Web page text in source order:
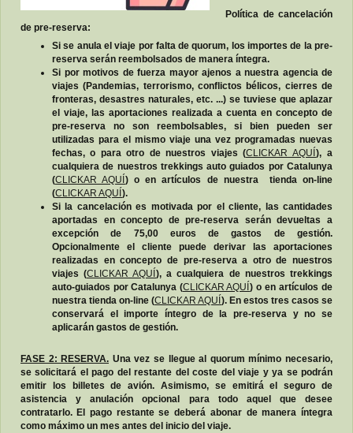
Política de cancelación
de pre-reserva:
Si se anula el viaje por falta de quorum, los importes de la pre-
reserva serán reembolsados de manera íntegra.
Si por motivos de fuerza mayor ajenos a nuestra agencia de
viajes (Pandemias, terrorismo, conflictos bélicos, cierres de
fronteras, desastres naturales, etc. ...) se tuviese que aplazar
el viaje, las aportaciones realizada a cuenta en concepto de
pre-reserva no son reembolsables, si bien pueden ser
utilizadas para el mismo viaje una vez programadas nuevas
fechas, o para otro de nuestros viajes (CLICKAR AQUÍ ), a
cualquiera de nuestros trekkings auto guiados por Catalunya
(CLICKAR AQUÍ ) o en artículos de nuestra tienda on-line
(CLICKAR AQUÍ ).
Si la cancelación es motivada por el cliente, las cantidades
aportadas en concepto de pre-reserva serán devueltas a
excepción de 75,00 euros de gastos de gestión.
Opcionalmente el cliente puede derivar las aportaciones
realizadas en concepto de pre-reserva a otro de nuestros
viajes (CLICKAR AQUÍ ), a cualquiera de nuestros trekkings
auto-guiados por Catalunya (CLICKAR AQUÍ ) o en artículos de
nuestra tienda on-line (CLICKAR AQUÍ ). En estos tres casos se
conservará el importe íntegro de la pre-reserva y no se
aplicarán gastos de gestión.
FASE 2: RESERVA. Una vez se llegue al quorum mínimo necesario,
se solicitará el pago del restante del coste del viaje y ya se podrán
emitir los billetes de avión. Asimismo, se emitirá el seguro de
asistencia y anulación opcional para todo aquel que desee
contratarlo. E l pago restante se deberá abonar de manera íntegra
como máximo un mes antes del inicio del viaje.